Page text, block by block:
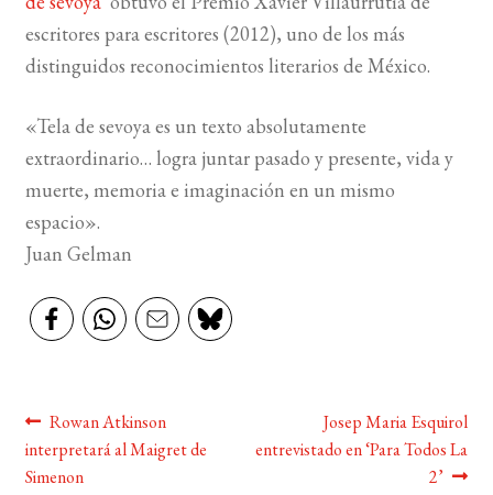
LISTA DE LIBROS
escritores para escritores (2012), uno de los más
distinguidos reconocimientos literarios de México.
«Tela de sevoya es un texto absolutamente
extraordinario… logra juntar pasado y presente, vida y
muerte, memoria e imaginación en un mismo
espacio».
Juan Gelman
Navegación
de
Anterior:
Rowan Atkinson
interpretará al Maigret de
Simenon
Siguiente:
Josep Maria Esquirol
entrevistado en ‘Para Todos La
2’